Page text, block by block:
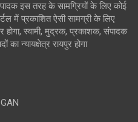
इस तरह के सामग्रियों के लिए कोई
में प्रकाशित ऐसी सामग्री के लिए
होगा, स्वामी, मुद्रक, प्रकाशक, संपादक
का न्यायक्षेत्र रायपुर होगा